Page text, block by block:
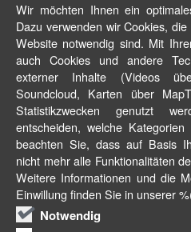
Wir möchten Ihnen ein
Dazu verwenden wir Cookies,
Website notwendig sind. Mit
auch Cookies und andere
externer Inhalte (Videos
Soundcloud, Karten über
Statistikzwecken genutzt
entscheiden, welche
beachten Sie, dass auf Basis
nicht mehr alle Funktionalitäten
Weitere Informationen und die
Einwillung finden Sie in unserer
Notwendig